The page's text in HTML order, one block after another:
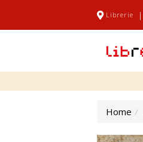
Librerie |
Home